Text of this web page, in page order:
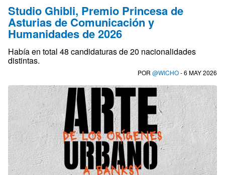
Studio Ghibli, Premio Princesa de
Asturias de Comunicación y
Humanidades de 2026
Había en total 48 candidaturas de 20 nacionalidades
distintas.
POR @WICHO- 6 MAY 2026